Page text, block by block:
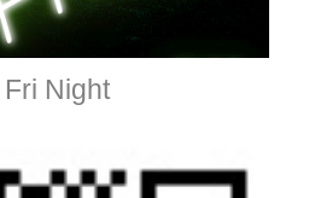
Fri Night